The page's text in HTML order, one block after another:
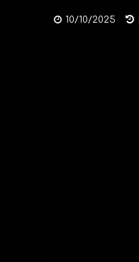
10/10/2025